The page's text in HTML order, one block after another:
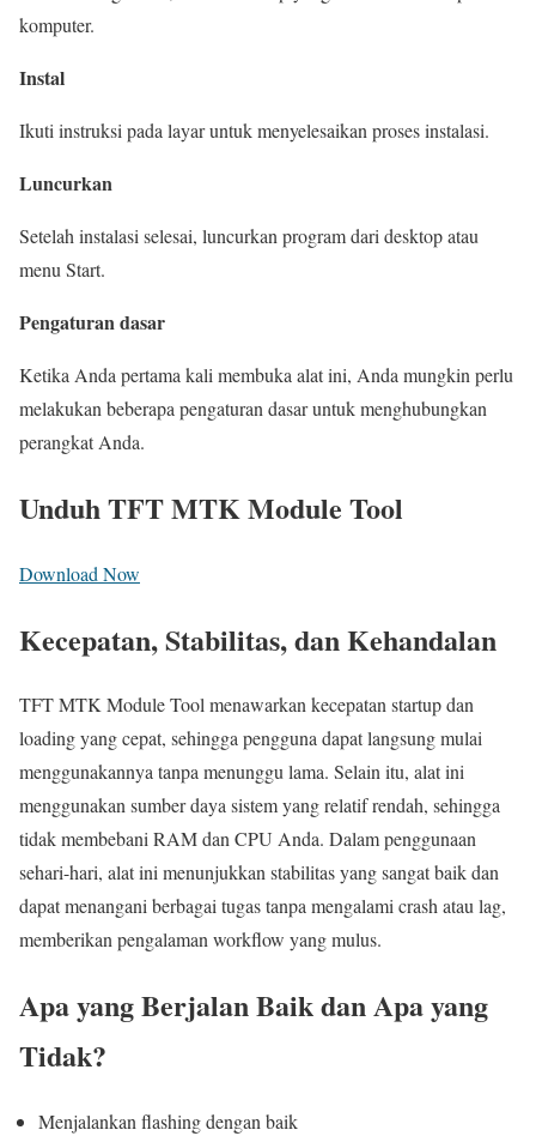
komputer.
Instal
Ikuti instruksi pada layar untuk menyelesaikan proses instalasi.
Luncurkan
Setelah instalasi selesai, luncurkan program dari desktop atau
menu Start.
Pengaturan dasar
Ketika Anda pertama kali membuka alat ini, Anda mungkin perlu
melakukan beberapa pengaturan dasar untuk menghubungkan
perangkat Anda.
Unduh TFT MTK Module Tool
Download Now
Kecepatan, Stabilitas, dan Kehandalan
TFT MTK Module Tool menawarkan kecepatan startup dan
loading yang cepat, sehingga pengguna dapat langsung mulai
menggunakannya tanpa menunggu lama. Selain itu, alat ini
menggunakan sumber daya sistem yang relatif rendah, sehingga
tidak membebani RAM dan CPU Anda. Dalam penggunaan
sehari-hari, alat ini menunjukkan stabilitas yang sangat baik dan
dapat menangani berbagai tugas tanpa mengalami crash atau lag,
memberikan pengalaman workflow yang mulus.
Apa yang Berjalan Baik dan Apa yang
Tidak?
Menjalankan flashing dengan baik